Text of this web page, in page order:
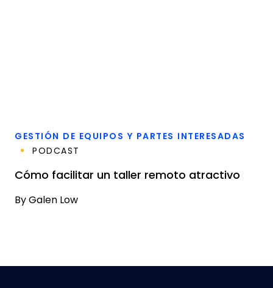
GESTIÓN DE EQUIPOS Y PARTES INTERESADAS
PODCAST
Cómo facilitar un taller remoto atractivo
By Galen Low